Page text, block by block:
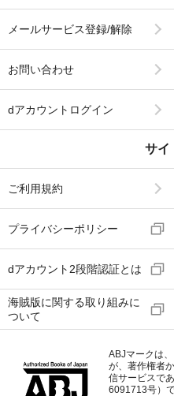
メールサービス登録/解除
お問い合わせ
dアカウントログイン
サイ
ご利用規約
プライバシーポリシー
dアカウント2段階認証とは
海賊版に関する取り組みに
ついて
ABJマークは
が、著作権者
信サービスで
6091713号）で